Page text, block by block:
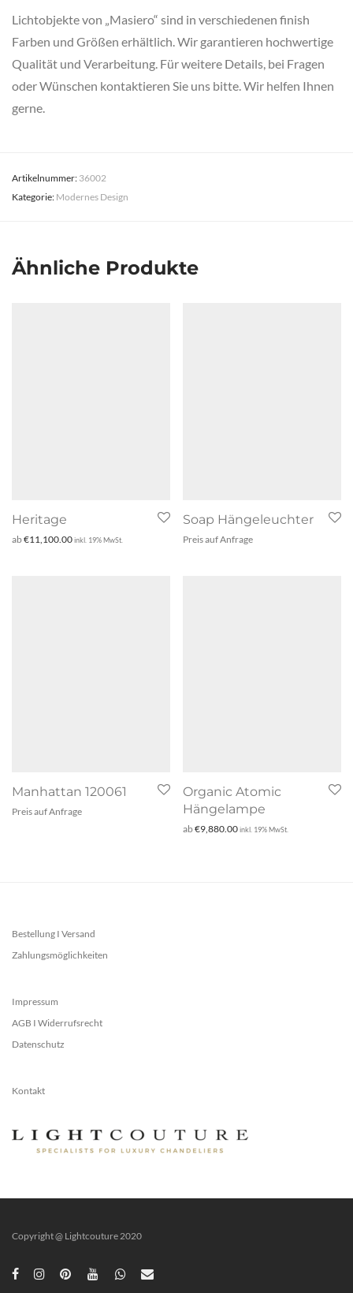
Lichtobjekte von „Masiero“ sind in verschiedenen finish
Farben und Größen erhältlich. Wir garantieren hochwertige
Qualität und Verarbeitung. Für weitere Details, bei Fragen
oder Wünschen kontaktieren Sie uns bitte. Wir helfen Ihnen
gerne.
Artikelnummer: 36002
Kategorie: Modernes Design
Ähnliche Produkte
Heritage
ab€11,100.00inkl. 19% MwSt.
Soap Hängeleuchter
Preis auf Anfrage
Manhattan 120061
Preis auf Anfrage
Organic Atomic
Hängelampe
ab€9,880.00inkl. 19% MwSt.
Bestellung I Versand
Zahlungsmöglichkeiten
Impressum
AGB I Widerrufsrecht
Datenschutz
Kontakt
Copyright @ Lightcouture 2020